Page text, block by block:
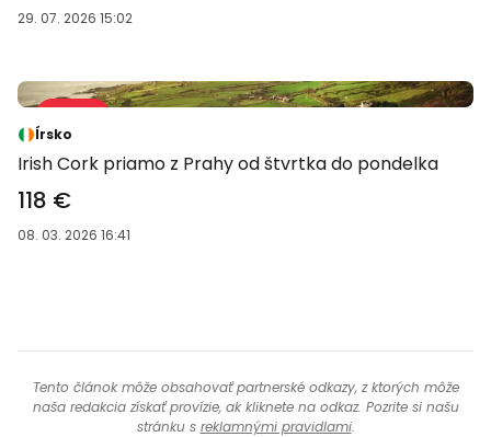
29. 07. 2026 15:02
Predaj 42 %
Írsko
Irish Cork priamo z Prahy od štvrtka do pondelka
118 €
08. 03. 2026 16:41
Tento článok môže obsahovať partnerské odkazy, z ktorých môže
naša redakcia získať provízie, ak kliknete na odkaz. Pozrite si našu
stránku s reklamnými pravidlami.